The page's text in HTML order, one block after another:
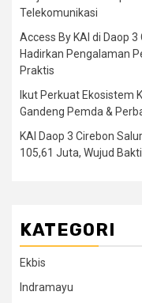
Telekomunikasi
Access By KAI di Daop
Hadirkan Pengalaman
Praktis
Ikut Perkuat Ekosistem
Gandeng Pemda &
KAI Daop 3 Cirebon
105,61 Juta, Wujud
KATEGORI
Ekbis
Indramayu